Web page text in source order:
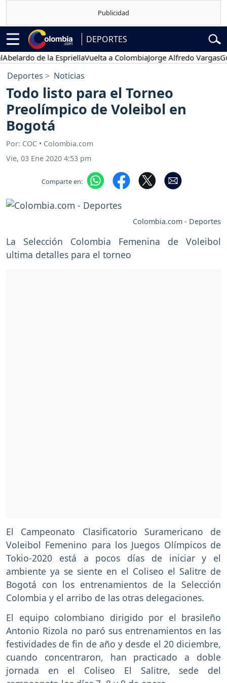
DEPORTES
de la EspriellaVuelta a ColombiaJorge Alfredo Vargas
Deportes Noticias
Todo listo para el Torneo
Preolímpico de Voleibol en
Bogotá
Por: COC • Colombia.com
Vie, 03 Ene 2020 4:53 pm
Comparte en:
Colombia.com - Deportes
La Selección Colombia Femenina de Voleibol
ultima detalles para el torneo
El Campeonato Clasificatorio Suramericano de
Voleibol Femenino para los Juegos Olímpicos de
Tokio-2020 está a pocos días de iniciar y el
ambiente ya se siente en el Coliseo el Salitre de
Bogotá con los entrenamientos de la Selección
Colombia y el arribo de las otras delegaciones.
El equipo colombiano dirigido por el brasileño
Antonio Rizola no paró sus entrenamientos en las
festividades de fin de año y desde el 20 diciembre,
cuando concentraron, han practicado a doble
jornada en el Coliseo El Salitre, sede del